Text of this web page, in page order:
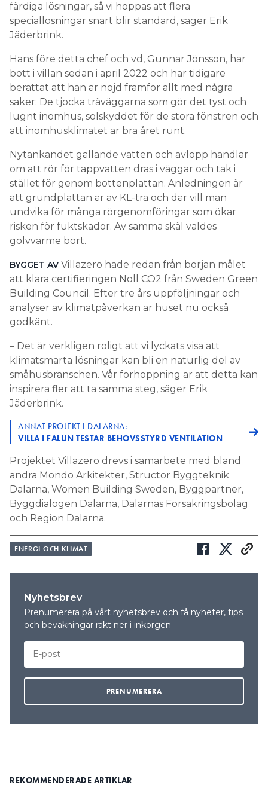
färdiga lösningar, så vi hoppas att flera
speciallösningar snart blir standard, säger Erik
Jäderbrink.
Hans före detta chef och vd, Gunnar Jönsson, har
bott i villan sedan i april 2022 och har tidigare
berättat att han är nöjd framför allt med några
saker: De tjocka träväggarna som gör det tyst och
lugnt inomhus, solskyddet för de stora fönstren och
att inomhusklimatet är bra året runt.
Nytänkandet gällande vatten och avlopp handlar
om att rör för tappvatten dras i väggar och tak i
stället för genom bottenplattan. Anledningen är
att grundplattan är av KL-trä och där vill man
undvika för många rörgenomföringar som ökar
risken för fuktskador. Av samma skäl valdes
golvvärme bort.
BYGGET AV Villazero hade redan från början målet
att klara certifieringen Noll CO2 från Sweden Green
Building Council. Efter tre års uppföljningar och
analyser av klimatpåverkan är huset nu också
godkänt.
– Det är verkligen roligt att vi lyckats visa att
klimatsmarta lösningar kan bli en naturlig del av
småhusbranschen. Vår förhoppning är att detta kan
inspirera fler att ta samma steg, säger Erik
Jäderbrink.
ANNAT PROJEKT I DALARNA:
VILLA I FALUN TESTAR BEHOVSSTYRD VENTILATION
Projektet Villazero drevs i samarbete med bland
andra Mondo Arkitekter, Structor Byggteknik
Dalarna, Women Building Sweden, Byggpartner,
Byggdialogen Dalarna, Dalarnas Försäkringsbolag
och Region Dalarna.
ENERGI OCH KLIMAT
Nyhetsbrev
Prenumerera på vårt nyhetsbrev och få nyheter, tips
och bevakningar rakt ner i inkorgen
REKOMMENDERADE ARTIKLAR